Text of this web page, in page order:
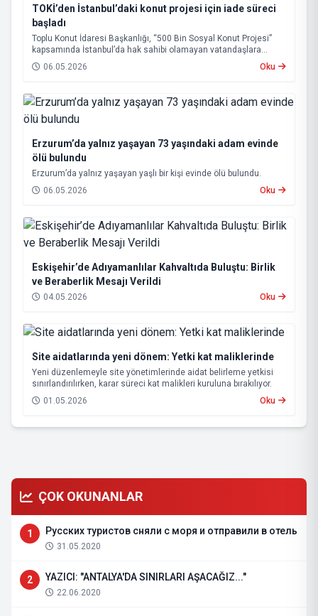
TOKİ’den İstanbul’daki konut projesi için iade süreci
başladı
Toplu Konut İdaresi Başkanlığı, “500 Bin Sosyal Konut Projesi”
kapsamında İstanbul’da hak sahibi olamayan vatandaşlara
başvuru bedellerinin iadesine başlandığını açıkladı.
06.05.2026 Oku
Erzurum’da yalnız yaşayan 73 yaşındaki adam evinde
ölü bulundu
Erzurum’da yalnız yaşayan yaşlı bir kişi evinde ölü bulundu.
06.05.2026
Oku
Eskişehir’de Adıyamanlılar Kahvaltıda Buluştu: Birlik
ve Beraberlik Mesajı Verildi
04.05.2026 Oku
Site aidatlarında yeni dönem: Yetki kat maliklerinde
Yeni düzenlemeyle site yönetimlerinde aidat belirleme yetkisi
sınırlandırılırken, karar süreci kat malikleri kuruluna bırakılıyor.
01.05.2026
Oku
ÇOK OKUNANLAR
1 Русских туристов сняли с моря и отправили в отель
31.05.2020
2 YAZICI: "ANTALYA'DA SINIRLARI AŞACAĞIZ..."
22.06.2020